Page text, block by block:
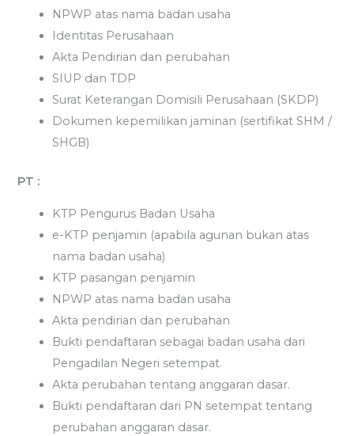
NPWP atas nama badan usaha
Identitas Perusahaan
Akta Pendirian dan perubahan
SIUP dan TDP
Surat Keterangan Domisili Perusahaan (SKDP)
Dokumen kepemilikan jaminan (sertifikat SHM /
SHGB)
PT :
KTP Pengurus Badan Usaha
e-KTP penjamin (apabila agunan bukan atas
nama badan usaha)
KTP pasangan penjamin
NPWP atas nama badan usaha
Akta pendirian dan perubahan
Bukti pendaftaran sebagai badan usaha dari
Pengadilan Negeri setempat.
Akta perubahan tentang anggaran dasar.
Bukti pendaftaran dari PN setempat tentang
perubahan anggaran dasar.